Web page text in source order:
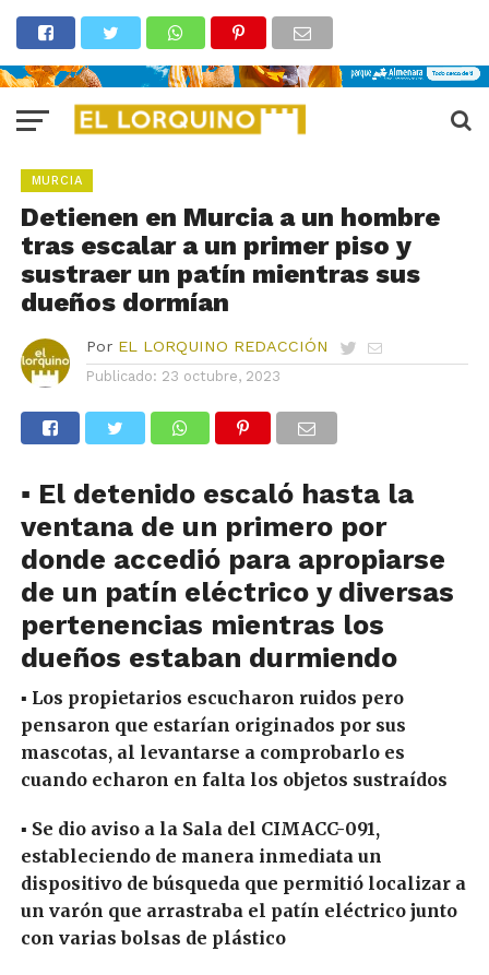
MURCIA
Detienen en Murcia a un hombre
tras escalar a un primer piso y
sustraer un patín mientras sus
dueños dormían
Por EL LORQUINO REDACCIÓN
Publicado: 23 octubre, 2023
▪ El detenido escaló hasta la
ventana de un primero por
donde accedió para apropiarse
de un patín eléctrico y diversas
pertenencias mientras los
dueños estaban durmiendo
▪ Los propietarios escucharon ruidos pero
pensaron que estarían originados por sus
mascotas, al levantarse a comprobarlo es
cuando echaron en falta los objetos sustraídos
▪ Se dio aviso a la Sala del CIMACC-091,
estableciendo de manera inmediata un
dispositivo de búsqueda que permitió localizar a
un varón que arrastraba el patín eléctrico junto
con varias bolsas de plástico